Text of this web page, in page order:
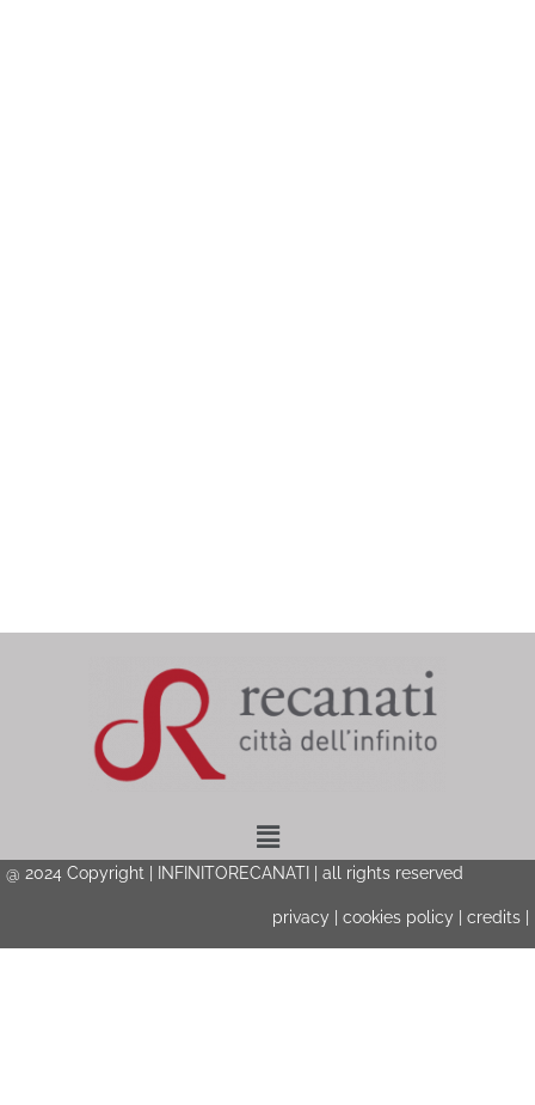
Menu
@ 2024 Copyright | INFINITORECANATI | all rights reserved
privacy cookies policy credits